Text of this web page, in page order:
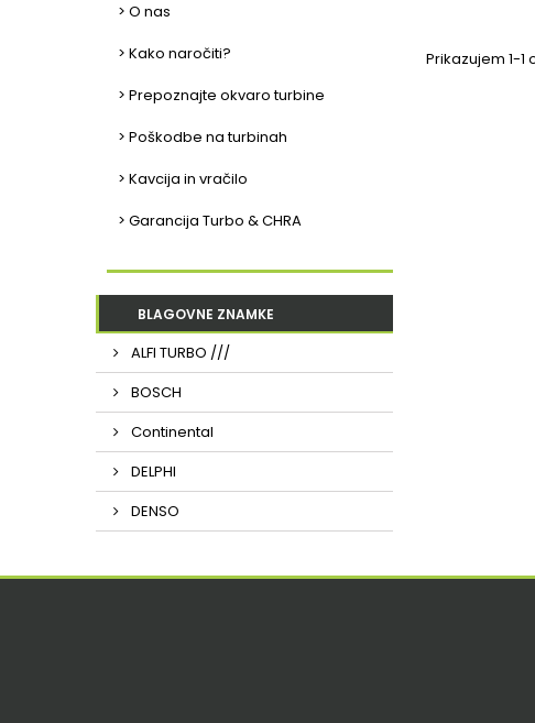
> O nas
> Kako naročiti?
> Prepoznajte okvaro turbine
> Poškodbe na turbinah
> Kavcija in vračilo
> Garancija Turbo & CHRA
BLAGOVNE ZNAMKE
ALFI TURBO ///
BOSCH
Continental
DELPHI
DENSO
Prikazujem 1-1